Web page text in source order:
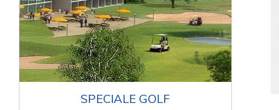
SPECIALE GOLF